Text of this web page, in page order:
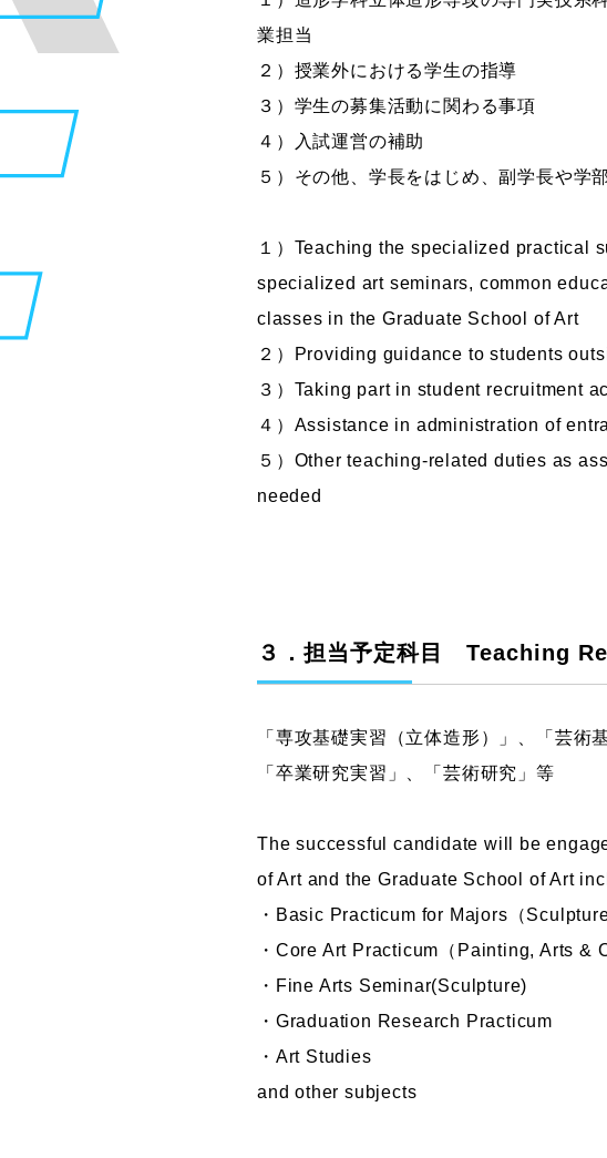
業担当
２）授業外における学生の指導
３）学生の募集活動に関わる事項
４）入試運営の補助
５）その他、学長をはじめ、副学長や学
１）Teaching the specialized practical
specialized art seminars, common
classes in the Graduate School of Art
２）Providing guidance to students
３）Taking part in student recruitment
４）Assistance in administration of
５）Other teaching-related duties as
needed
３．担当予定科目 Teaching
「専攻基礎実習（立体造形）」、「芸術
「卒業研究実習」、「芸術研究」等
The successful candidate will be
of Art and the Graduate School of Art
・Basic Practicum for Majors（Sculpture
・Core Art Practicum（Painting, Arts &
・Fine Arts Seminar(Sculpture)
・Graduation Research Practicum
・Art Studies
and other subjects